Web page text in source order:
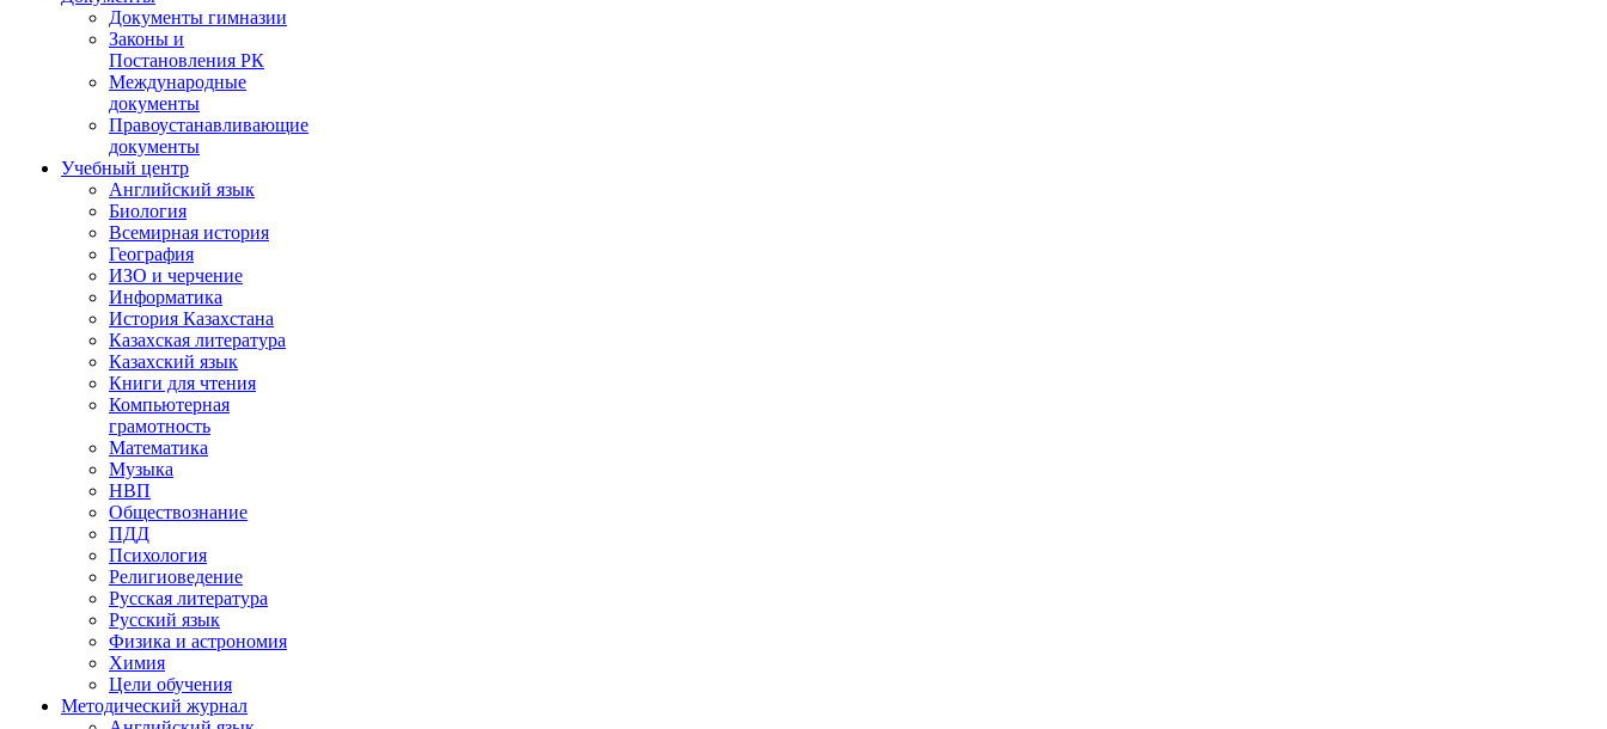
Документы гимназии
Законы и
Постановления РК
Международные
документы
Правоустанавливающие
документы
Учебный центр
Английский язык
Биология
Всемирная история
География
ИЗО и черчение
Информатика
История Казахстана
Казахская литература
Казахский язык
Книги для чтения
Компьютерная
грамотность
Математика
Музыка
НВП
Обществознание
ПДД
Психология
Религиоведение
Русская литература
Русский язык
Физика и астрономия
Химия
Цели обучения
Методический журнал